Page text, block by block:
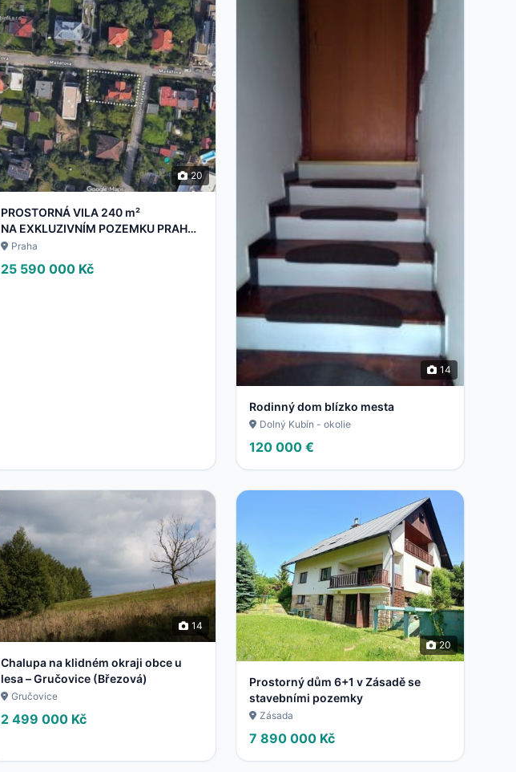
20
PROSTORNÁ VILA 240 m²
NA EXKLUZIVNÍM POZEMKU PRAHA
4 – KUNRATICE
Praha
25 590 000 Kč
14
Rodinný dom blízko mesta
Dolný Kubín - okolie
120 000 €
14
Chalupa na klidném okraji obce u
lesa – Gručovice (Březová)
Gručovice
2 499 000 Kč
20
Prostorný dům 6+1 v Zásadě se
stavebními pozemky
Zásada
7 890 000 Kč